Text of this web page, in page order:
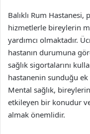
Balıklı Rum
hizmetlerle bireylerin
yardımcı olmaktadır.
hastanın durumuna
sağlık sigortalarını
hastanenin sunduğu
Mental sağlık,
etkileyen bir konudur
almak önemlidir.